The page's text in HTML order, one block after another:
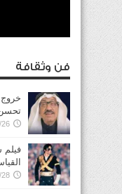
فن وثقافة
تحسن
26
28